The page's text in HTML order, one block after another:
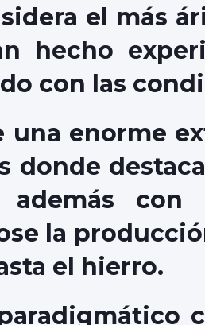
el más
hecho
con las
enorme
donde
además
la
el hierro.